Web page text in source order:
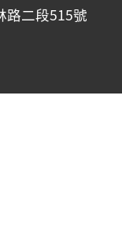
路二段515號